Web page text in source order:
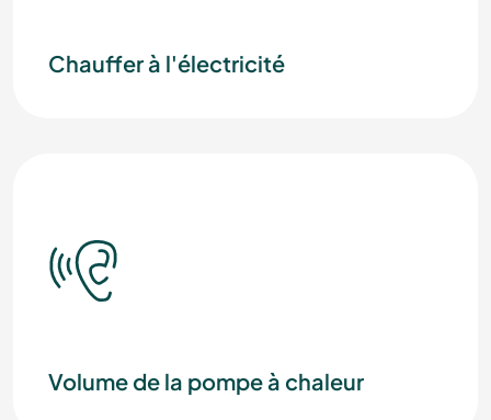
Chauffer à l'électricité
Volume de la pompe à chaleur